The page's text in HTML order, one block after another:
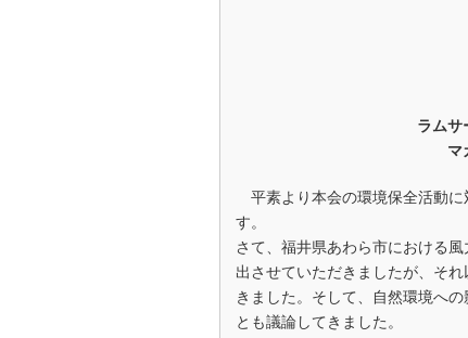
ラムサ
マ
平素より本会の環境保全活動に
す。
さて、福井県あわら市における
出させていただきましたが、そ
きました。そして、自然環境へ
とも議論してきました。